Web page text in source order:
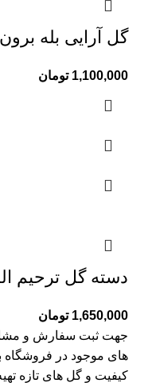
گل آرایی بله برون
1,100,000 تومان
دسته گل ترحیم
1,650,000 تومان
جهت ثبت سفارش و
های موجود در فروشگاه
کیفیت و گل های تازه